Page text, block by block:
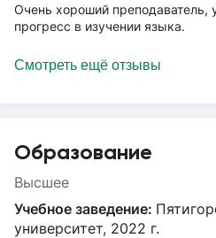
Очень хороший преподаватель,
прогресс в изучении языка.
Смотреть ещё отзывы
Образование
Высшее
Учебное заведение:
университет, 2022 г.